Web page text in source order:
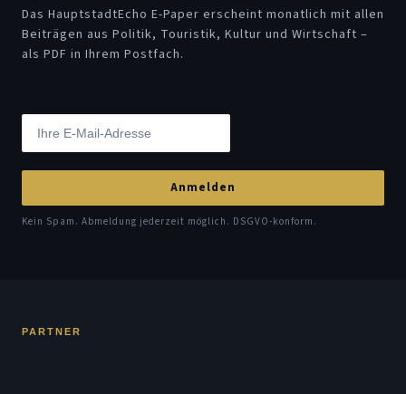
Das HauptstadtEcho E-Paper erscheint monatlich mit allen
Beiträgen aus Politik, Touristik, Kultur und Wirtschaft –
als PDF in Ihrem Postfach.
Anmelden
Kein Spam. Abmeldung jederzeit möglich. DSGVO-konform.
PARTNER